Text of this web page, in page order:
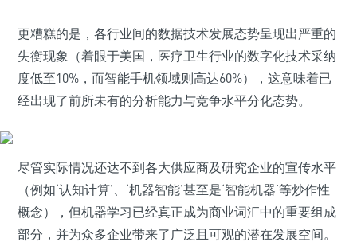
更糟糕的是，各行业间的数据技术发展态势呈现出严重的
失衡现象（着眼于美国，医疗卫生行业的数字化技术采纳
度低至10%，而智能手机领域则高达60%），这意味着已
经出现了前所未有的分析能力与竞争水平分化态势。
尽管实际情况还达不到各大供应商及研究企业的宣传水平
（例如‘认知计算’、‘机器智能’甚至是‘智能机器’等炒作性
概念），但机器学习已经真正成为商业词汇中的重要组成
部分，并为众多企业带来了广泛且可观的潜在发展空间。